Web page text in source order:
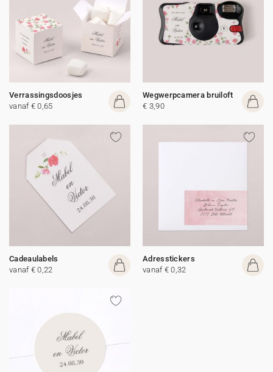
Verrassingsdoosjes
vanaf € 0,65
Wegwerpcamera bruiloft
€ 3,90
Cadeaulabels
vanaf € 0,22
Adresstickers
vanaf € 0,32